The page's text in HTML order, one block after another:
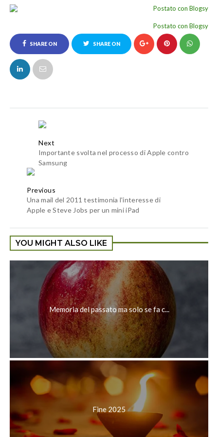
Postato con Blogsy
SHARE ON
FACEBOOK
SHARE ON
Next
Importante svolta nel processo di Apple contro
Samsung
Previous
Una mail del 2011 testimonia l'interesse di
Apple e Steve Jobs per un mini iPad
YOU MIGHT ALSO LIKE
Memoria del passato ma solo se fa c...
Fine 2025